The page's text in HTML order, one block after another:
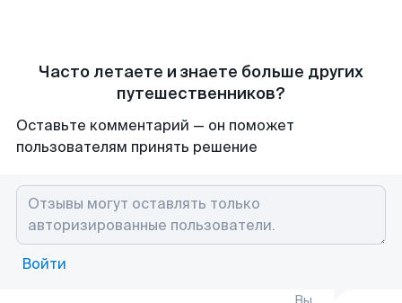
Часто летаете и знаете больше других
путешественников?
Оставьте комментарий — он поможет
пользователям принять решение
Войти